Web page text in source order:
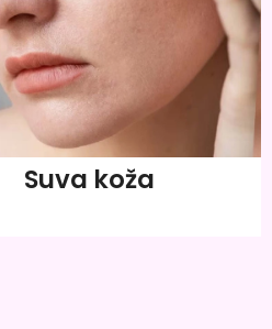
Suva koža